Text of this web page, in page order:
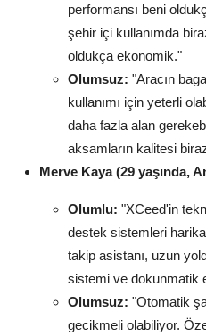
performansı beni
şehir içi kullanımda
oldukça ekonomik."
Olumsuz: "Aracın
kullanımı için yeterli
daha fazla alan
aksamların kalitesi
Merve Kaya (29 yaşında,
Olumlu: "XCeed'in
destek sistemleri
takip asistanı, uzun
sistemi ve dokunmatik
Olumsuz: "Otomatik
gecikmeli olabiliyor.